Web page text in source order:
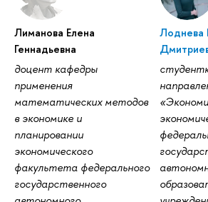
Лиманова Елена
Геннадьевна
доцент кафедры
применения
математических методов
в экономике и
планировании
экономического
факультета федерального
государственного
Лоднева